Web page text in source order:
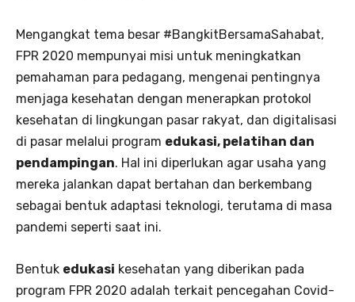
Mengangkat tema besar #BangkitBersamaSahabat,
FPR 2020 mempunyai misi untuk meningkatkan
pemahaman para pedagang, mengenai pentingnya
menjaga kesehatan dengan menerapkan protokol
kesehatan di lingkungan pasar rakyat, dan digitalisasi
di pasar melalui program edukasi, pelatihan dan
pendampingan. Hal ini diperlukan agar usaha yang
mereka jalankan dapat bertahan dan berkembang
sebagai bentuk adaptasi teknologi, terutama di masa
pandemi seperti saat ini.
Bentuk edukasi kesehatan yang diberikan pada
program FPR 2020 adalah terkait pencegahan Covid-